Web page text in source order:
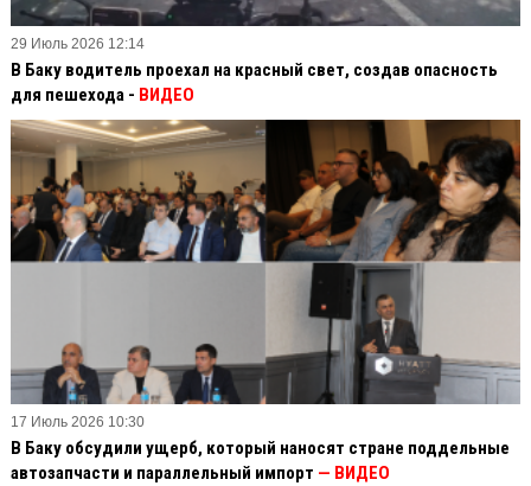
29 Июль 2026 12:14
В Баку водитель проехал на красный свет, создав опасность
для пешехода - ВИДЕО
17 Июль 2026 10:30
В Баку обсудили ущерб, который наносят стране поддельные
автозапчасти и параллельный импорт — ВИДЕО